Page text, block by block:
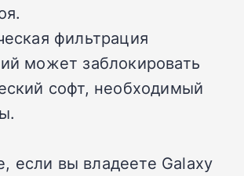
фильтрация
может заблокировать
софт, необходимый
если вы владеете Galaxy